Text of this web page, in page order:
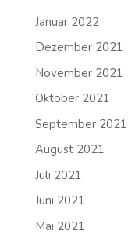
Januar 2022
Dezember 2021
November 2021
Oktober 2021
September 2021
August 2021
Juli 2021
Juni 2021
Mai 2021